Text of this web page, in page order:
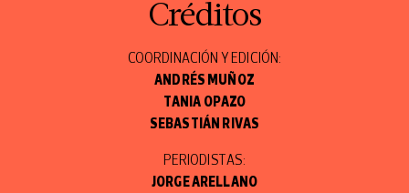
Créditos
COORDINACIÓN Y EDICIÓN:
ANDRÉS MUÑOZ
TANIA OPAZO
SEBASTIÁN RIVAS
PERIODISTAS:
JORGE ARELLANO